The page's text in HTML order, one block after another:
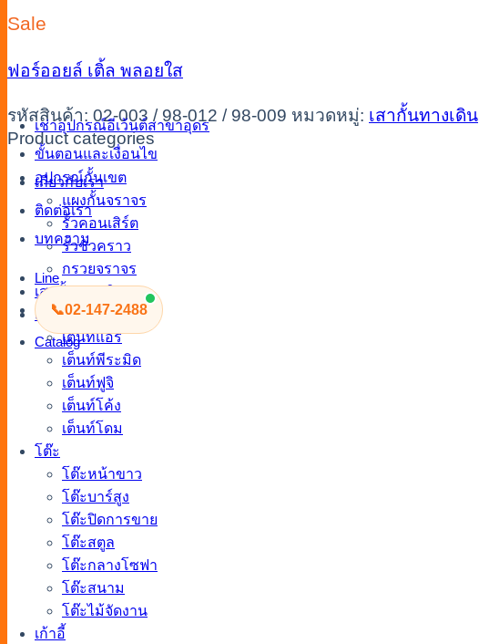
เช่าอุปกรณ์อีเว้นต์สาขาอุดร
ขั้นตอนและเงื่อนไข
เกี่ยวกับเรา
ติดต่อเรา
บทความ
Line
📞02-147-2488
Catalog
Sale
ฟอร์ออยล์ เติ้ล พลอยใส
รหัสสินค้า: 02-003 / 98-012 / 98-009 หมวดหมู่: เสากั้นทางเดิน
Product categories
อุปกรณ์กั้นเขต
แผงกั้นจราจร
รั้วคอนเสิร์ต
รั้วชั่วคราว
กรวยจราจร
เสากั้นทางเดิน
เต็นท์
เต็นท์แอร์
เต็นท์พีระมิด
เต็นท์ฟูจิ
เต็นท์โค้ง
เต็นท์โดม
โต๊ะ
โต๊ะหน้าขาว
โต๊ะบาร์สูง
โต๊ะปิดการขาย
โต๊ะสตูล
โต๊ะกลางโซฟา
โต๊ะสนาม
โต๊ะไม้จัดงาน
เก้าอี้